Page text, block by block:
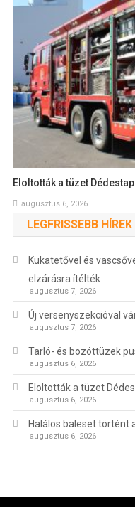
Eloltották a tüzet
augusztus 6, 2026
LEGFRISSEBB HÍREK
Kukatetővel és
elzárásra ítélték
augusztus 7, 2026
Új versenyszekcióval
augusztus 7, 2026
Tarló- és bozóttüzek
augusztus 6, 2026
Eloltották a tüzet
augusztus 6, 2026
Halálos baleset történt
augusztus 6, 2026